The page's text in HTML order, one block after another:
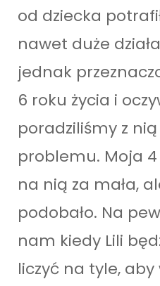
od dziecka
nawet duże
jednak
6 roku życia i
poradziliśmy z
problemu. Moja
na nią za mała,
podobało. Na
nam kiedy Lili
liczyć na tyle,